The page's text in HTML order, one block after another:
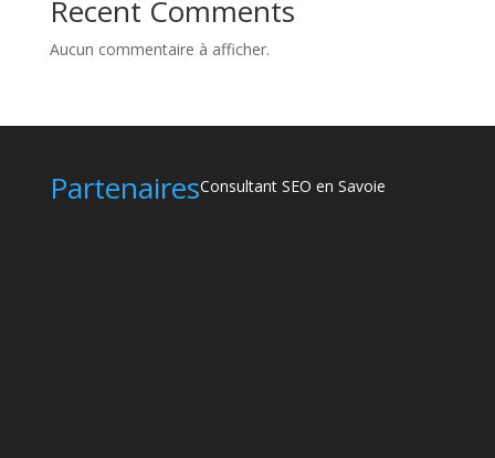
Recent Comments
Aucun commentaire à afficher.
PartenairesConsultant SEO en Savoie